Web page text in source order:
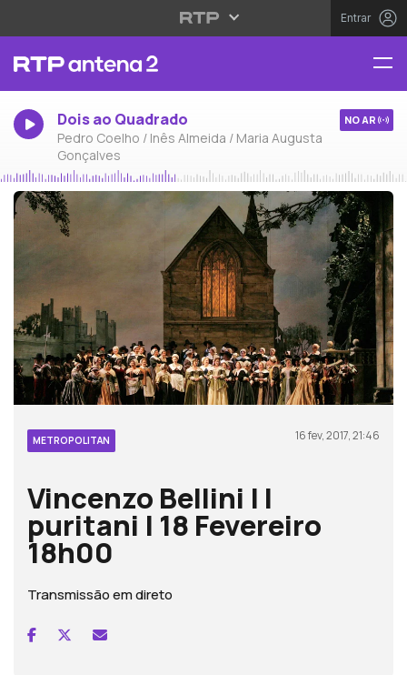
Entrar
Dois ao Quadrado
Pedro Coelho / Inês Almeida / Maria Augusta
Gonçalves
NO AR
METROPOLITAN 16 fev, 2017, 21:46
Vincenzo Bellini | I
puritani | 18 Fevereiro
18h00
Transmissão em direto